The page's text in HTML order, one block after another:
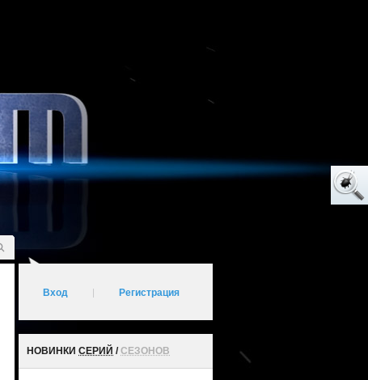
Вход Регистрация
НОВИНКИ СЕРИЙ /СЕЗОНОВ